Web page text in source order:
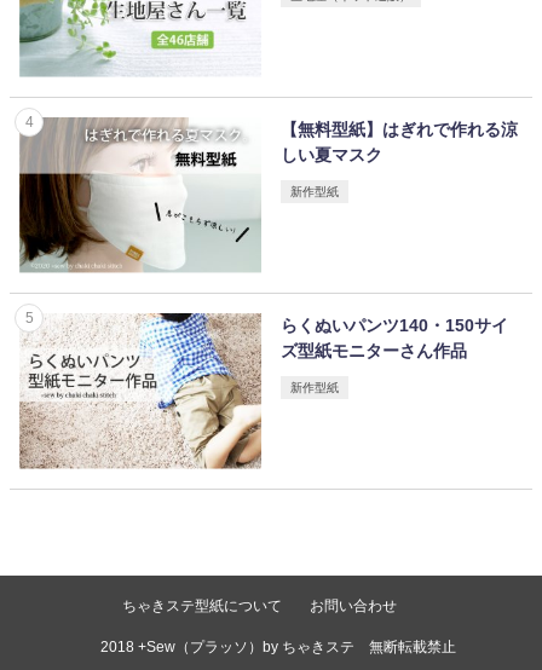
【無料型紙】はぎれで作れる涼
しい夏マスク
新作型紙
らくぬいパンツ140・150サイ
ズ型紙モニターさん作品
新作型紙
ちゃきステ型紙について お問い合わせ
©2018 +Sew（プラッソ）by ちゃきステ 無断転載禁止